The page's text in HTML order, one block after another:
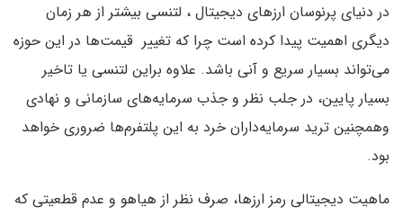
در دنیای پرنوسان ارزهای دیجیتال ، لتنسی بیشتر از هر زمان
دیگری اهمیت پیدا کرده است چرا که تغییر قیمت‌ها در این حوزه
می‌تواند بسیار سریع و آنی باشد. علاوه براین لتنسی یا تاخیر
بسیار پایین، در جلب نظر و جذب سرمایه‌های سازمانی و نهادی
وهمچنین ترید سرمایه‌داران خرد به این پلتفرم‌ها ضروری خواهد
بود.
ماهیت دیجیتالی رمز ارزها، صرف نظر از هیاهو و عدم قطعیتی که